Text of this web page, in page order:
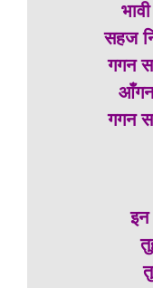
सहज
गगन
गगन
इन